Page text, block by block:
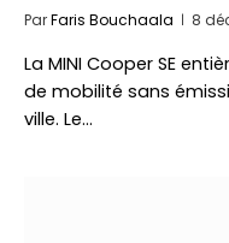
ParFaris Bouchaala 8
La MINI Cooper SE
de mobilité sans
ville. Le…